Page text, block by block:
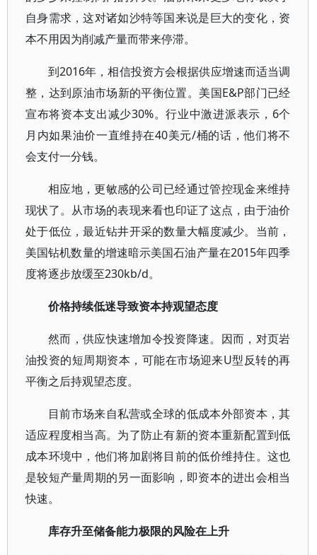
自身需求，这对诸如沙特等国来说是巨大的变化，资
本不用因为削减产量而带来停滞。
到2016年，相信投资方会根据供应增速而适当调
整，达到原油市场新的平衡位置。美国E&P部门已经
宣布将资本支出减少30%。行业中激进派表示，6个
月内如果油价一直维持在40美元/桶的话，他们将不
会支付一分钱。
相应地，更敏感的公司已经通过管控现金来维持
现状了。从市场的表现来看也印证了这点，由于油价
处于低位，最近钻井开采的数量大幅度减少。当前，
美国钻机数量的增速暗示美国石油产量在2015年四季
度将逐步放缓至230kb/d。
价格持续低迷导致资本持观望态度
然而，供应快速增加令投资降速。因而，对页岩
油投资的短周期资本，可能在市场迎来U型反转的再
平衡之后持观望态度。
目前市场来自私营或全球的低成本外部资本，其
适应程度相当高。为了防止有新的资本重新配置到低
成本环境中，他们将加剧将目前的低价维持住。这也
是较短产量周期的另一面影响，即资本的进出会相当
快速。
库存升至储备能力极限的风险在上升